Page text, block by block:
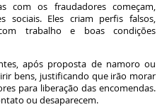
com os fraudadores começam,
sociais. Eles criam perfis falsos,
trabalho e boas condições
após proposta de namoro ou
bens, justificando que irão morar
para liberação das encomendas.
ou desaparecem.